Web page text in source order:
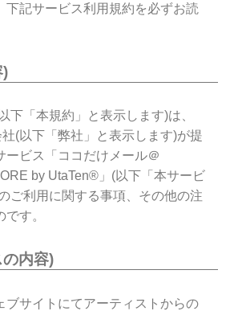
下記サービス利用規約を必ずお読
)
下「本規約」と表示します)は、
社(以下「弊社」と表示します)が提
ービス「ココだけメール＠
by UtaTen®」(以下「本サービ
ご利用に関する事項、その他の注
す。
内容)
ブサイトにてアーティストからの